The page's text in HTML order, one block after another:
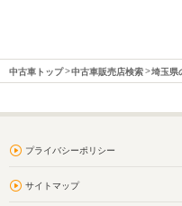
中古車トップ 中古車販売店検索 埼玉県
プライバシーポリシー
サイトマップ